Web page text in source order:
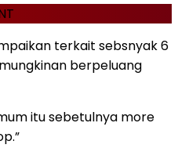
terkait sebsnyak 6
berpeluang
itu sebetulnya more